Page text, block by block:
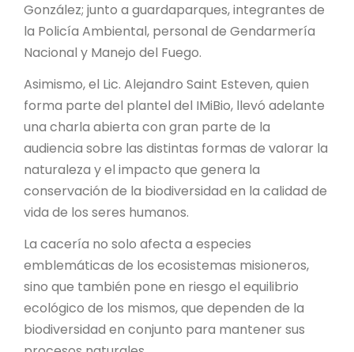
González; junto a guardaparques, integrantes de
la Policía Ambiental, personal de Gendarmería
Nacional y Manejo del Fuego.
Asimismo, el Lic. Alejandro Saint Esteven, quien
forma parte del plantel del IMiBio, llevó adelante
una charla abierta con gran parte de la
audiencia sobre las distintas formas de valorar la
naturaleza y el impacto que genera la
conservación de la biodiversidad en la calidad de
vida de los seres humanos.
La cacería no solo afecta a especies
emblemáticas de los ecosistemas misioneros,
sino que también pone en riesgo el equilibrio
ecológico de los mismos, que dependen de la
biodiversidad en conjunto para mantener sus